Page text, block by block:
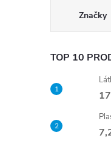
Značky
TOP 10
Kód:4101044